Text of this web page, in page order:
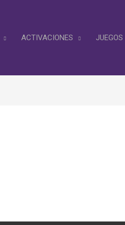
ACTIVACIONES JUEGOS